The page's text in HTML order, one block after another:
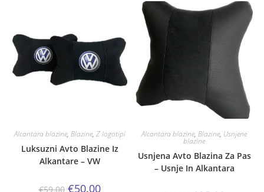
različic.
Možnosti
izberete
na
strani
izdelka
Alcantara blazine, Blazine, Z logotipi
Luksuzni Avto Blazine Iz
Alkantare – VW
€59.00 Izvirna
€50.00Trenutna
Alcantara blazine,Blazine, Usnjene
blazine
Usnjena Avto Blazina Za Pas
– Usnje In Alkantara